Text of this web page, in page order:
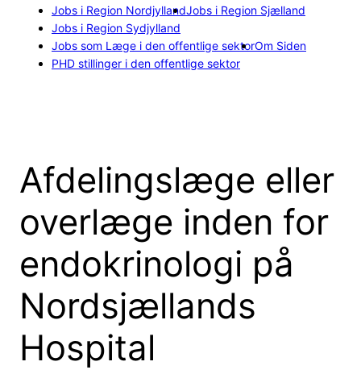
Jobs i Region NordjyllandJobs i Region Sjælland
Jobs i Region Sydjylland
Jobs som Læge i den offentlige sektorOm Siden
PHD stillinger i den offentlige sektor
Afdelingslæge eller
overlæge inden for
endokrinologi på
Nordsjællands
Hospital